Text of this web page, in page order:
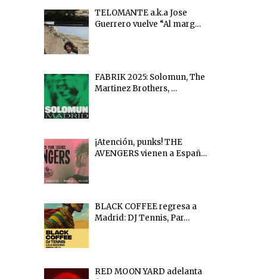
TELOMANTE a.k.a Jose
Guerrero vuelve “Al marg…
FABRIK 2025: Solomun, The
Martinez Brothers, …
¡Atención, punks! THE
AVENGERS vienen a Españ…
BLACK COFFEE regresa a
Madrid: DJ Tennis, Par…
RED MOON YARD adelanta